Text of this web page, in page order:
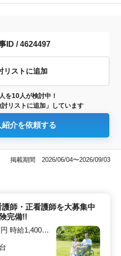
ID / 4624497
リスト に追加
を10人が検討中！
リストに追加」しています
紹介を依頼する
掲載期間 2026/06/04〜2026/09/03
師・正看護師を大募集中
完備!!
時給1,400